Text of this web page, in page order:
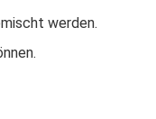
werden.